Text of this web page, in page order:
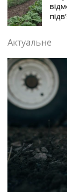
Актуальне